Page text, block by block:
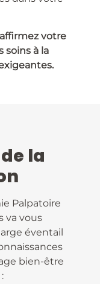
votre
soins à la
la
Palpatoire
va vous
éventail
bien-être